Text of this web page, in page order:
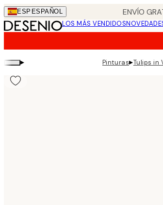
Skip
to
main
ESP ESPAÑOL ENVÍO
LOS MÁS VENDIDOS
▸ Pinturas▸Tulips in